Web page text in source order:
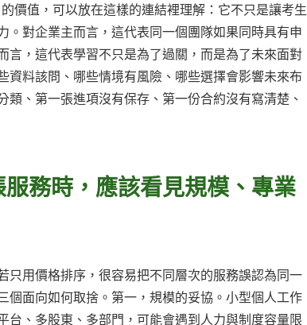
的價值，可以放在這樣的連結裡理解：它不只是讓考生
對企業主而言，這代表同一個團隊如果同時具有申
，這代表學習不只是為了過關，而是為了未來面對
料該問、哪些情境有風險、哪些選擇會影響未來布
、第一張進項沒有保存、第一份合約沒有寫清楚、
務時，應該看見規模、專業
用價格排序，很容易把不同層次的服務誤認為同一
面向如何取捨。第一，規模的妥協。小型個人工作
、多股東、多部門，可能會遇到人力與制度容量限